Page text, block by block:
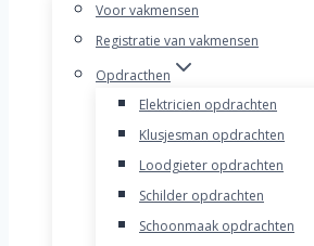
Voor vakmensen
Registratie van vakmensen
Opdracthen
Elektricien opdrachten
Klusjesman opdrachten
Loodgieter opdrachten
Schilder opdrachten
Schoonmaak opdrachten